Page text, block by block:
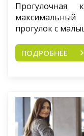
прогулок с
ПОДРОБНЕЕ